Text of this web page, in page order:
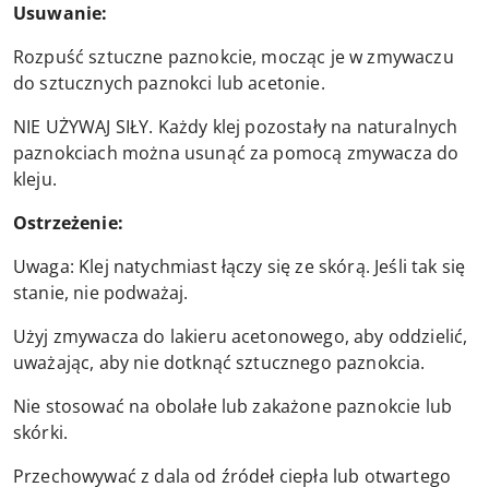
Usuwanie:
Rozpuść sztuczne paznokcie, mocząc je w zmywaczu
do sztucznych paznokci lub acetonie.
NIE UŻYWAJ SIŁY. Każdy klej pozostały na naturalnych
paznokciach można usunąć za pomocą zmywacza do
kleju.
Ostrzeżenie:
Uwaga: Klej natychmiast łączy się ze skórą. Jeśli tak się
stanie, nie podważaj.
Użyj zmywacza do lakieru acetonowego, aby oddzielić,
uważając, aby nie dotknąć sztucznego paznokcia.
Nie stosować na obolałe lub zakażone paznokcie lub
skórki.
Przechowywać z dala od źródeł ciepła lub otwartego